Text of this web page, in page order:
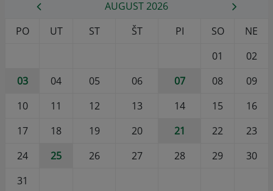
AUGUST 2026
PO
UT ST ŠT PI SO
NE
01
02
03
04 05 06 07 08
09
10
11 12 13 14 15
16
17
18 19 20 21 22
23
24
25 26 27 28 29
30
31